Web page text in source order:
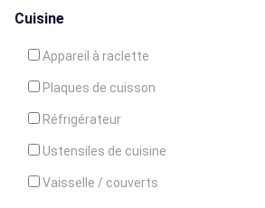
Cuisine
Appareil à raclette
Plaques de cuisson
Réfrigérateur
Ustensiles de cuisine
Vaisselle / couverts